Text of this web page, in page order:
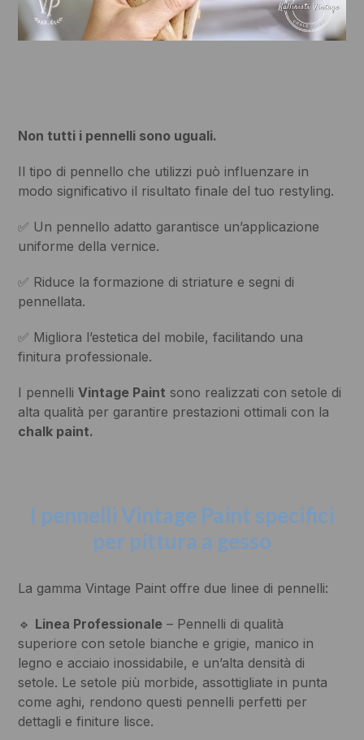
Non tutti i pennelli sono uguali.
Il tipo di pennello che utilizzi può influenzare in
modo significativo il risultato finale del tuo restyling.
✅ Un pennello adatto garantisce un’applicazione
uniforme della vernice.
✅ Riduce la formazione di striature e segni di
pennellata.
✅ Migliora l’estetica del mobile, facilitando una
finitura professionale.
I pennelliVintage Paint sono realizzati con setole di
alta qualità per garantire prestazioni ottimali con la
chalk paint.
I pennelli Vintage Paint specifici
per pittura a gesso
La gamma Vintage Paint offre due linee di pennelli:
🔹 Linea Professionale – Pennelli di qualità
superiore con setole bianche e grigie, manico in
legno e acciaio inossidabile, e un’alta densità di
setole. Le setole più morbide, assottigliate in punta
come aghi, rendono questi pennelli perfetti per
dettagli e finiture lisce.